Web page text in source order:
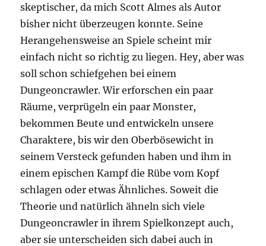
skeptischer, da mich Scott Almes als Autor
bisher nicht überzeugen konnte. Seine
Herangehensweise an Spiele scheint mir
einfach nicht so richtig zu liegen. Hey, aber was
soll schon schiefgehen bei einem
Dungeoncrawler. Wir erforschen ein paar
Räume, verprügeln ein paar Monster,
bekommen Beute und entwickeln unsere
Charaktere, bis wir den Oberbösewicht in
seinem Versteck gefunden haben und ihm in
einem epischen Kampf die Rübe vom Kopf
schlagen oder etwas Ähnliches. Soweit die
Theorie und natürlich ähneln sich viele
Dungeoncrawler in ihrem Spielkonzept auch,
aber sie unterscheiden sich dabei auch in